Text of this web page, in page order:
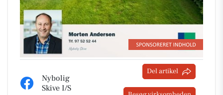
Nybolig
Skive I/S
Del artikel